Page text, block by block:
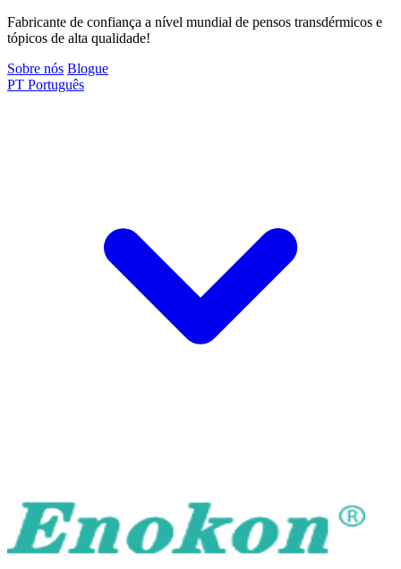
Fabricante de confiança a nível mundial de pensos transdérmicos e
tópicos de alta qualidade!
Sobre nós Blogue
PT Português